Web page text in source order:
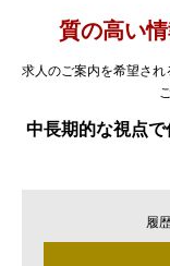
質の高い
求人のご案内を希望さ
中長期的な視点
履